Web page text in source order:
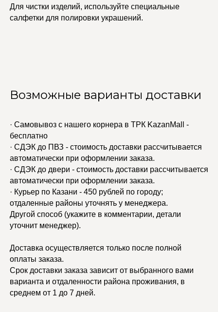
Для чистки изделий, используйте специальные
салфетки для полировки украшений.
Возможные варианты доставки
· Самовывоз с нашего корнера в ТРК KazanMall -
бесплатно
· СДЭК до ПВЗ - стоимость доставки рассчитывается
автоматически при оформлении заказа.
· СДЭК до двери - стоимость доставки рассчитывается
автоматически при оформлении заказа.
· Курьер по Казани - 450 рублей по городу;
отдаленные районы уточнять у менеджера.
Другой способ (укажите в комментарии, детали
уточнит менеджер).
Доставка осуществляется только после полной
оплаты заказа.
Срок доставки заказа зависит от выбранного вами
варианта и отдаленности района проживания, в
среднем от 1 до 7 дней.